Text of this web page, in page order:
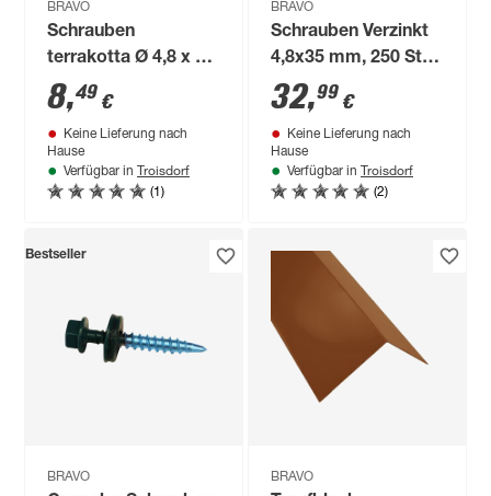
BRAVO
Schrauben
terrakotta Ø 4,8 x 35
mm 50 Stück
8,49 €
Keine Lieferung nach
Hause
Verfügbar in Troisdorf
(1)
BRAVO
Schrauben Verzinkt
4,8x35 mm, 250 St
Pack
32,99 €
Keine Lieferung nach
Hause
Verfügbar in Troisdorf
(2)
Bestseller
BRAVO BRAVO